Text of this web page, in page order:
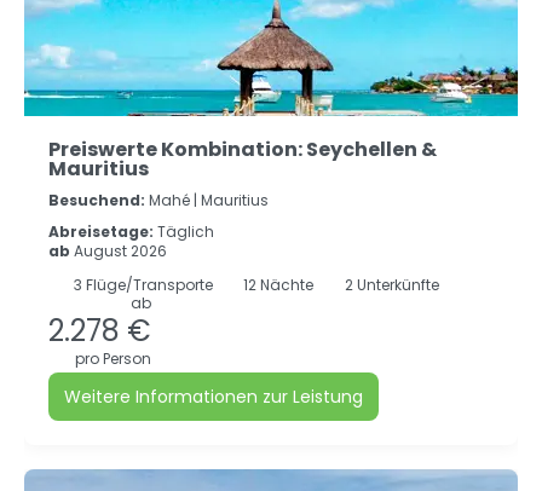
Preiswerte Kombination: Seychellen &
Mauritius
Besuchend: Mahé | Mauritius
Abreisetage: Täglich
ab August 2026
3 Flüge/Transporte 12Nächte
2 Unterkünfte
ab
2.278 €
pro Person
Weitere Informationen zur Leistung